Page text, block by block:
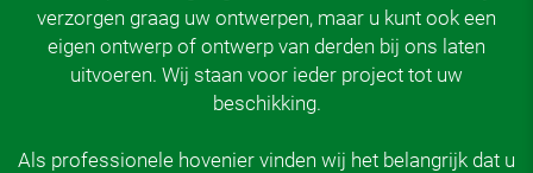
verzorgen graag uw ontwerpen, maar u kunt ook een
eigen ontwerp of ontwerp van derden bij ons laten
uitvoeren. Wij staan voor ieder project tot uw
beschikking.
Als professionele hovenier vinden wij het belangrijk dat u